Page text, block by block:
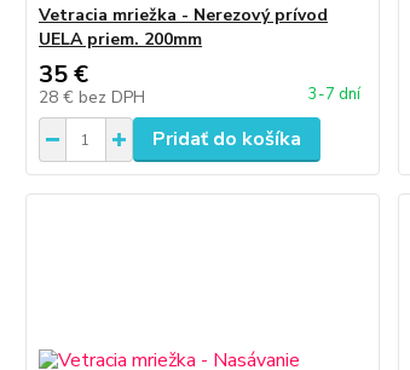
Vetracia mriežka - Nerezový prívod
UELA priem. 200mm
35 €
28 € bez DPH 3-7 dní
Pridať do košíka